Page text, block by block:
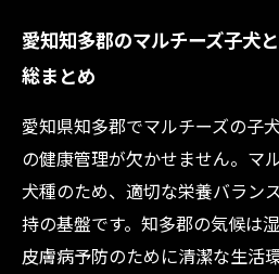
愛知知多郡のマルチーズ子犬
総まとめ
愛知県知多郡でマルチーズの子
の健康管理が欠かせません。マ
犬種のため、適切な栄養バラン
持の基盤です。知多郡の気候は
皮膚病予防のために清潔な生活